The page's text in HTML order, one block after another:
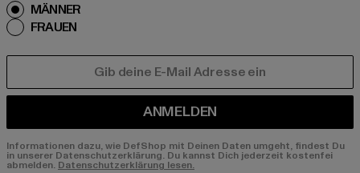
MÄNNER
FRAUEN
ANMELDEN
Informationen dazu, wie DefShop mit Deinen Daten umgeht, findest Du
in unserer Datenschutzerklärung. Du kannst Dich jederzeit kostenfei
abmelden. Datenschutzerklärung lesen.